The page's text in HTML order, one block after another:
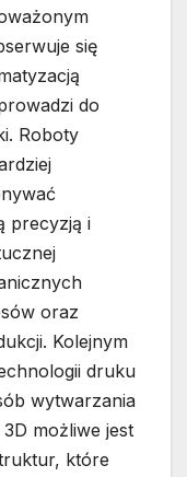
się
do
Roboty
precyzją i
oraz
Kolejnym
druku
wytwarzania
możliwe jest
które